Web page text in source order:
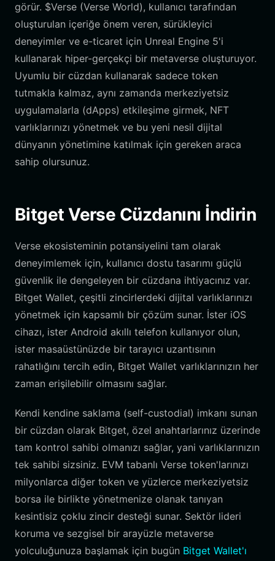
görür. $Verse (Verse World), kullanıcı tarafından
oluşturulan içeriğe önem veren, sürükleyici
deneyimler ve e-ticaret için Unreal Engine 5'i
kullanarak hiper-gerçekçi bir metaverse oluşturuyor.
Uyumlu bir cüzdan kullanarak sadece token
tutmakla kalmaz, aynı zamanda merkeziyetsiz
uygulamalarla (dApps) etkileşime girmek, NFT
varlıklarınızı yönetmek ve bu yeni nesil dijital
dünyanın yönetimine katılmak için gereken araca
sahip olursunuz.
Bitget Verse Cüzdanını İndirin
Verse ekosisteminin potansiyelini tam olarak
deneyimlemek için, kullanıcı dostu tasarımı güçlü
güvenlik ile dengeleyen bir cüzdana ihtiyacınız var.
Bitget Wallet, çeşitli zincirlerdeki dijital varlıklarınızı
yönetmek için kapsamlı bir çözüm sunar. İster iOS
cihazı, ister Android akıllı telefon kullanıyor olun,
ister masaüstünüzde bir tarayıcı uzantısının
rahatlığını tercih edin, Bitget Wallet varlıklarınızın her
zaman erişilebilir olmasını sağlar.
Kendi kendine saklama (self-custodial) imkanı sunan
bir cüzdan olarak Bitget, özel anahtarlarınız üzerinde
tam kontrol sahibi olmanızı sağlar, yani varlıklarınızın
tek sahibi sizsiniz. EVM tabanlı Verse token'larınızı
milyonlarca diğer token ve yüzlerce merkeziyetsiz
borsa ile birlikte yönetmenize olanak tanıyan
kesintisiz çoklu zincir desteği sunar. Sektör lideri
koruma ve sezgisel bir arayüzle metaverse
yolculuğunuza başlamak için bugün Bitget Wallet'ı